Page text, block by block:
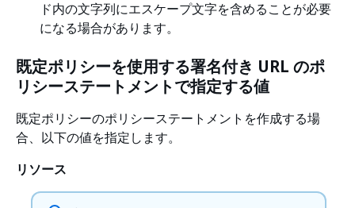
ド内の文字列にエスケープ文字を含めることが必要
になる場合があります。
既定ポリシーを使用する署名付き URL のポ
リシーステートメントで指定する値
既定ポリシーのポリシーステートメントを作成する場
合、以下の値を指定します。
リソース